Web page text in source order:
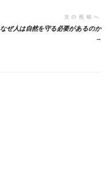
次の投稿へ
なぜ人は自然を守る必要があるのか